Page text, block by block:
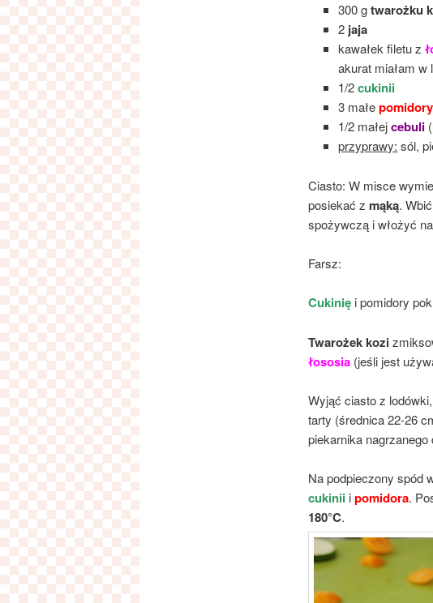
300 gtwarożku
2 jaja
kawałek filetu z
akurat miałam w
1/2cukinii
3 małepomidory
1/2 małejcebuli
przyprawy: sól,
Ciasto: W misce
posiekać z mąką. Wbić
spożywczą i włożyć na
Farsz:
Cukinięi pomidory
Twarożek kozi
łososia(jeśli jest
Wyjąć ciasto z
tarty (średnica 22-26
piekarnika nagrzanego
Na podpieczony spód
cukiniiipomidora.
180°C.